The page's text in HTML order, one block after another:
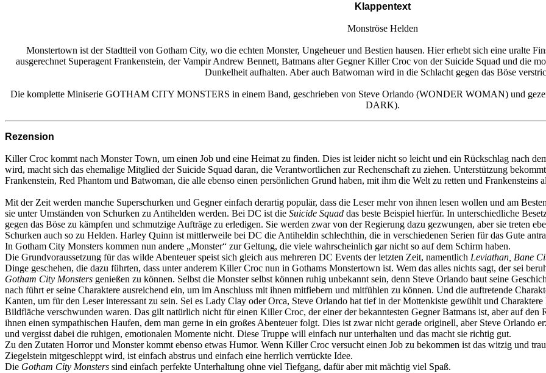
Klappentext
Monströse Helden
Monstertown ist der Stadtteil von Gotham City, wo die echten Monster, Ungeheuer und Bestien hausen. Hier erhebt sich eine uralte
ausgerechnet Superagent Frankenstein, der Vampir Andrew Bennett, Batmans alter Gegner Killer Croc von der Suicide Squad und die
Dunkelheit aufhalten. Aber auch Batwoman wird in die Schlacht gegen das Böse
Die komplette Miniserie GOTHAM CITY MONSTERS in einem Band, geschrieben von Steve Orlando (WONDER WOMAN) und
DARK).
Rezension
Killer Croc kommt nach Monster Town, um einen Job und eine Heimat zu finden. Dies ist leider nicht so leicht und ein Rückschlag nach
wird, macht sich das ehemalige Mitglied der Suicide Squad daran, die Verantwortlichen zur Rechenschaft zu ziehen. Unterstützung
Frankenstein, Red Phantom und Batwoman, die alle ebenso einen persönlichen Grund haben, mit ihm die Welt zu retten und Frankensteins
Mit der Zeit werden manche Superschurken und Gegner einfach derartig populär, dass die Leser mehr von ihnen lesen wollen und am
sie unter Umständen von Schurken zu Antihelden werden. Bei DC ist die Suicide Squad das beste Beispiel hierfür. In unterschiedliche
gegen das Böse zu kämpfen und schmutzige Aufträge zu erledigen. Sie werden zwar von der Regierung dazu gezwungen, aber sie treten
Schurken auch so zu Helden. Harley Quinn ist mittlerweile bei DC die Antiheldin schlechthin, die in verschiedenen Serien für das Gute
In Gotham City Monsters kommen nun andere „Monster“ zur Geltung, die viele wahrscheinlich gar nicht so auf dem Schirm haben.
Die Grundvoraussetzung für das wilde Abenteuer speist sich gleich aus mehreren DC Events der letzten Zeit, namentlich Leviathan, Bane
Dinge geschehen, die dazu führten, dass unter anderem Killer Croc nun in Gothams Monstertown ist. Wem das alles nichts sagt, der sei
Gotham City Monsters genießen zu können. Selbst die Monster selbst können ruhig unbekannt sein, denn Steve Orlando baut seine
nach führt er seine Charaktere ausreichend ein, um im Anschluss mit ihnen mitfiebern und mitfühlen zu können. Und die auftretende
Kanten, um für den Leser interessant zu sein. Sei es Lady Clay oder Orca, Steve Orlando hat tief in der Mottenkiste gewühlt und
Bildfläche verschwunden waren. Das gilt natürlich nicht für einen Killer Croc, der einer der bekanntesten Gegner Batmans ist, aber auf den
ihnen einen sympathischen Haufen, dem man gerne in ein großes Abenteuer folgt. Dies ist zwar nicht gerade originell, aber Steve Orlando
und vergisst dabei die ruhigen, emotionalen Momente nicht. Diese Truppe will einfach nur unterhalten und das macht sie richtig gut.
Zu den Zutaten Horror und Monster kommt ebenso etwas Humor. Wenn Killer Croc versucht einen Job zu bekommen ist das witzig und
Ziegelstein mitgeschleppt wird, ist einfach abstrus und einfach eine herrlich verrückte Idee.
Die Gotham City Monsters sind einfach perfekte Unterhaltung ohne viel Tiefgang, dafür aber mit mächtig viel Spaß.